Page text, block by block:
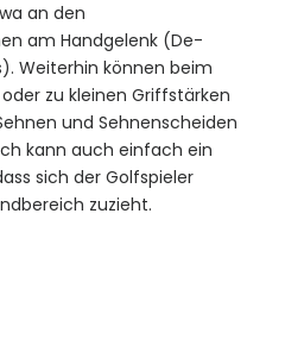
an den
am Handgelenk (De-
Weiterhin können beim
zu kleinen Griffstärken
und Sehnenscheiden
kann auch einfach ein
sich der Golfspieler
zuzieht.